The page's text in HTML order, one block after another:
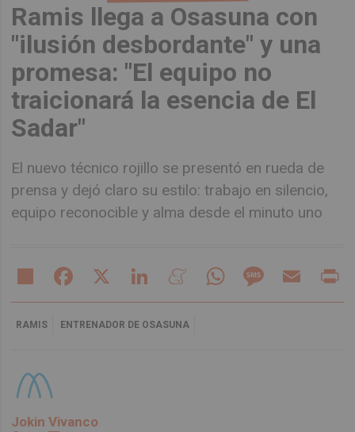
Ramis llega a Osasuna con
"ilusión desbordante" y una
promesa: "El equipo no
traicionará la esencia de El
Sadar"
El nuevo técnico rojillo se presentó en rueda de
prensa y dejó claro su estilo: trabajo en silencio,
equipo reconocible y alma desde el minuto uno
Share Facebook LinkedIn MeneameWhatsAppMessageEmail
RAMIS ENTRENADOR DE OSASUNA
Jokin Vivanco